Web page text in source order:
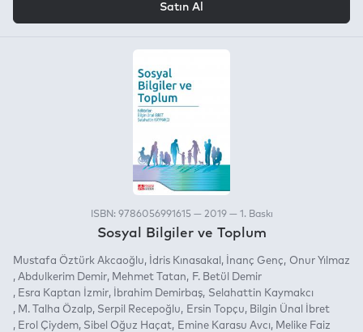
Satın Al
ISBN: 9786056991615 — 2019 — 1. Baskı
Sosyal Bilgiler ve Toplum
Mustafa Öztürk Akcaoğlu İdris Kınasakal İnanç Genç
Onur Yılmaz
Abdulkerim Demir
Mehmet Tatan
F. Betül Demir
Esra Kaptan İzmir
İbrahim Demirbaş
Selahattin Kaymakcı
M. Talha Özalp Serpil Recepoğlu Ersin Topçu
Bilgin Ünal İbret
Erol Çiydem Sibel Oğuz Haçat Emine Karasu Avcı Melike Faiz